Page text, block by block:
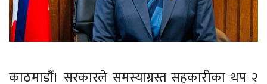
काठमाडौं। सरकारले समस्याग्रस्त सहकारीका थप २